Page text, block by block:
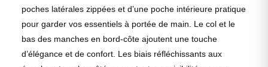
poches latérales zippées et d’une poche intérieure pratique
pour garder vos essentiels à portée de main. Le col et le
bas des manches en bord-côte ajoutent une touche
d’élégance et de confort. Les biais réfléchissants aux